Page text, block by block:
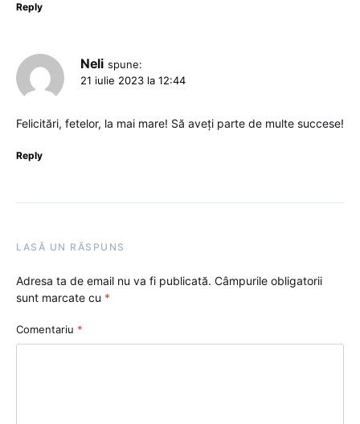
Reply
Neli spune:
21 iulie 2023 la 12:44
Felicitări, fetelor, la mai mare! Să aveți parte de multe succese!
Reply
LASĂ UN RĂSPUNS
Adresa ta de email nu va fi publicată. Câmpurile obligatorii
sunt marcate cu *
Comentariu *